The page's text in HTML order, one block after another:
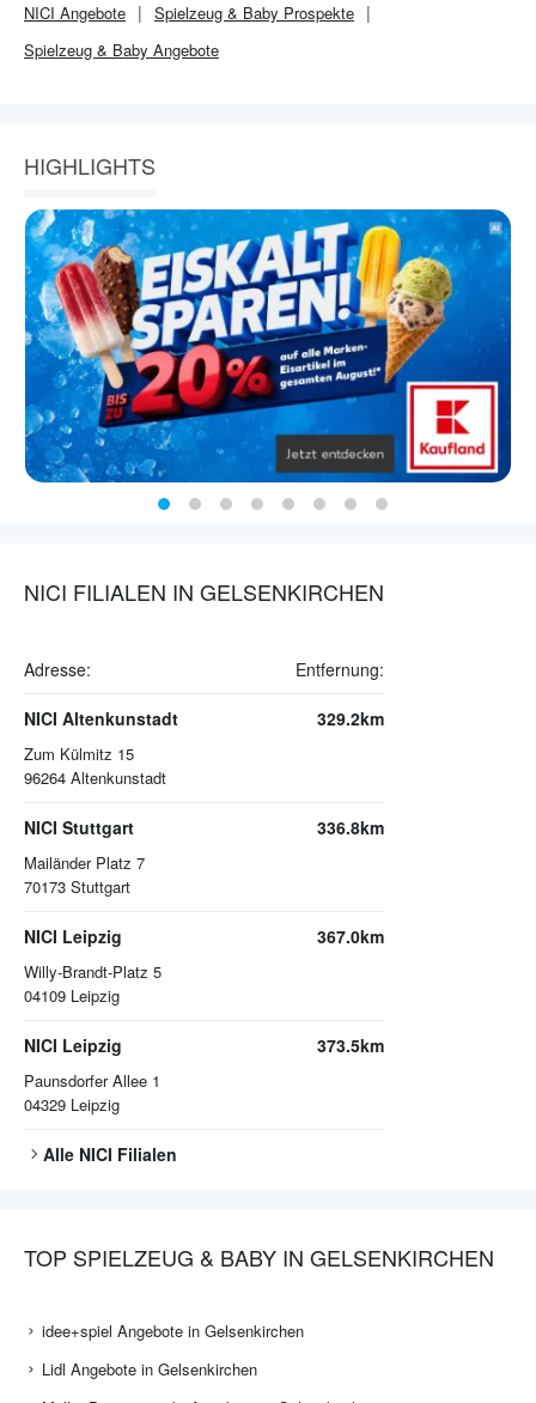
NICI Angebote Spielzeug & Baby Prospekte
Spielzeug & Baby Angebote
HIGHLIGHTS
NICI FILIALEN IN GELSENKIRCHEN
Adresse: Entfernung:
NICI Altenkunstadt
Zum Külmitz 15
96264 Altenkunstadt
329.2km
NICI Stuttgart
Mailänder Platz 7
70173 Stuttgart
336.8km
NICI Leipzig
Willy-Brandt-Platz 5
04109 Leipzig
367.0km
NICI Leipzig
Paunsdorfer Allee 1
04329 Leipzig
373.5km
Alle NICI Filialen
TOP SPIELZEUG & BABY IN GELSENKIRCHEN
idee+spiel Angebote in Gelsenkirchen
Lidl Angebote in Gelsenkirchen